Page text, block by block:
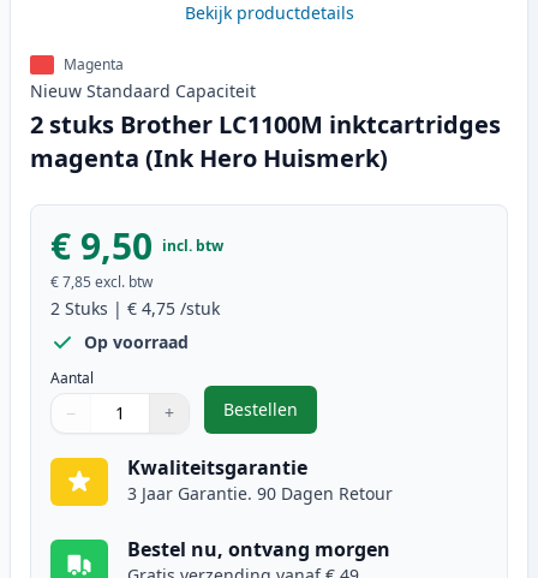
Bekijk productdetails
Magenta
Nieuw Standaard Capaciteit
2 stuks Brother LC1100M inktcartridges
magenta (Ink Hero Huismerk)
€ 9,50 incl. btw
€ 7,85 excl. btw
2 Stuks | € 4,75 /stuk
Op voorraad
Aantal
Gebruik de knoppen om aan te passen
− +
1
Bestellen
,2 stuks Brother LC1100M
Kwaliteitsgarantie
3 Jaar Garantie. 90 Dagen Retour
Bestel nu, ontvang morgen